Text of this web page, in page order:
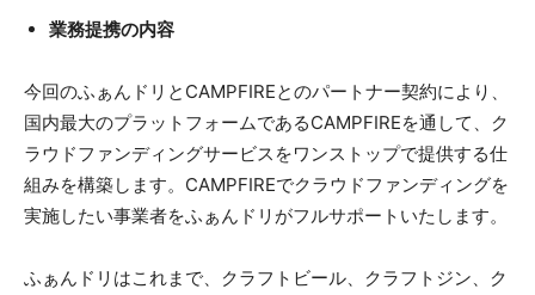
業務提携の内容
今回のふぁんドリとCAMPFIREとのパートナー契約により、
国内最大のプラットフォームであるCAMPFIREを通して、ク
ラウドファンディングサービスをワンストップで提供する仕
組みを構築します。CAMPFIREでクラウドファンディングを
実施したい事業者をふぁんドリがフルサポートいたします。
ふぁんドリはこれまで、クラフトビール、クラフトジン、ク